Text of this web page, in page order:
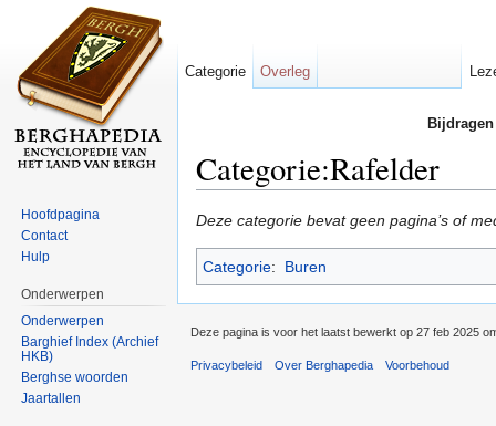
Categorie:Rafelder
Deze categorie bevat geen pagina’s of
Categorie: Buren
Categorie Overleg
Hoofdpagina
Contact
Hulp
Onderwerpen
Onderwerpen
Barghief Index (Archief
HKB)
Berghse woorden
Jaartallen
Deze pagina is voor het laatst bewerkt op 27 feb 2025
Privacybeleid Over Berghapedia Voorbehoud